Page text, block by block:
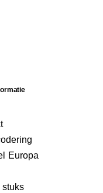
Europa